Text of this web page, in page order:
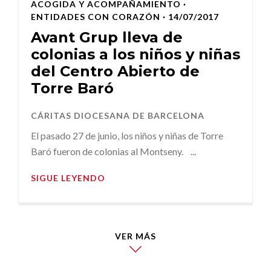
ACOGIDA Y ACOMPAÑAMIENTO ·
ENTIDADES CON CORAZÓN · 14/07/2017
Avant Grup lleva de
colonias a los niños y niñas
del Centro Abierto de
Torre Baró
CÁRITAS DIOCESANA DE BARCELONA
El pasado 27 de junio, los niños y niñas de Torre
Baró fueron de colonias al Montseny. ...
SIGUE LEYENDO
VER MÁS